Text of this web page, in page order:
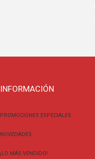
INFORMACIÓN
PROMOCIONES ESPECIALES
NOVEDADES
¡LO MÁS VENDIDO!